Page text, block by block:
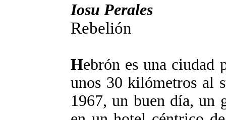
Iosu Perales
Rebelión
Hebrón es una ciudad
unos 30 kilómetros al
1967, un buen día, un